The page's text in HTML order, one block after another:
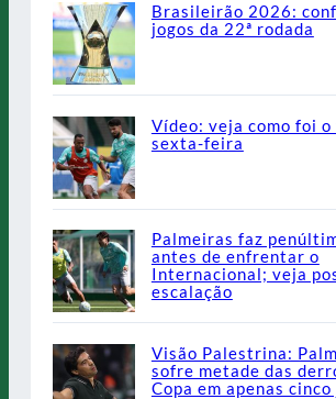
Brasileirão 2026:
jogos da 22ª rodada
Vídeo: veja como foi
sexta-feira
Palmeiras faz
antes de enfrentar o
Internacional; veja
escalação
Visão Palestrina:
sofre metade das
Copa em apenas cinco